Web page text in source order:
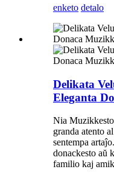
enketo detalo
Delikata
Eleganta
Nia
granda atento
sentempa
donackesto aŭ
familio kaj